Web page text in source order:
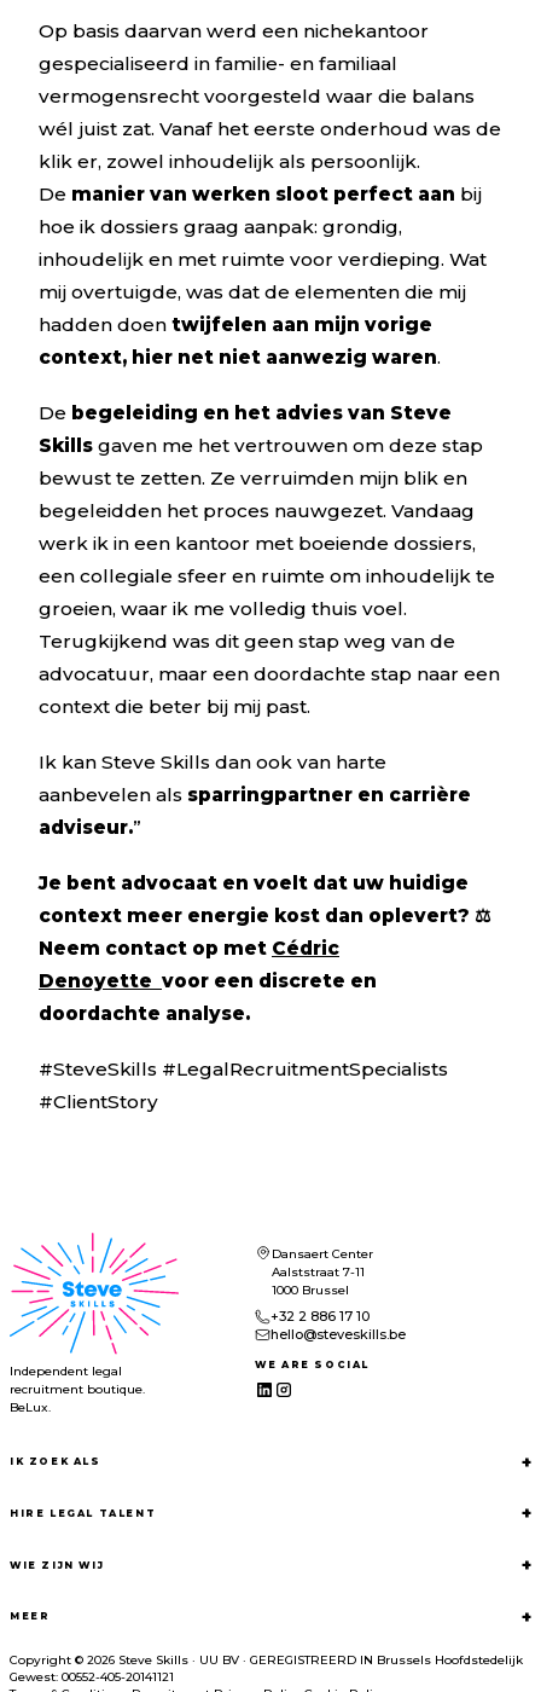
Op basis daarvan werd een nichekantoor
gespecialiseerd in familie- en familiaal
vermogensrecht voorgesteld waar die balans
wél juist zat. Vanaf het eerste onderhoud was de
klik er, zowel inhoudelijk als persoonlijk.
De manier van werken sloot perfect aan bij
hoe ik dossiers graag aanpak: grondig,
inhoudelijk en met ruimte voor verdieping. Wat
mij overtuigde, was dat de elementen die mij
hadden doen twijfelen aan mijn vorige
context, hier net niet aanwezig waren.
De begeleiding en het advies van Steve
Skills gaven me het vertrouwen om deze stap
bewust te zetten. Ze verruimden mijn blik en
begeleidden het proces nauwgezet. Vandaag
werk ik in een kantoor met boeiende dossiers,
een collegiale sfeer en ruimte om inhoudelijk te
groeien, waar ik me volledig thuis voel.
Terugkijkend was dit geen stap weg van de
advocatuur, maar een doordachte stap naar een
context die beter bij mij past.
Ik kan Steve Skills dan ook van harte
aanbevelen als sparringpartner en carrière
adviseur.”
Je bent advocaat en voelt dat uw huidige
context meer energie kost dan oplevert? ⚖️
Neem contact op met Cédric
Denoyette voor een discrete en
doordachte analyse.
#SteveSkills #LegalRecruitmentSpecialists
#ClientStory
Independent legal
recruitment boutique.
BeLux.
Dansaert Center
Aalststraat 7-11
1000 Brussel
+32 2 886 17 10
hello@steveskills.be
WE ARE SOCIAL
IK ZOEK ALS +
HIRE LEGAL TALENT +
WIE ZIJN WIJ +
MEER +
Copyright © 2026 Steve Skills · UU BV · GEREGISTREERD IN Brussels Hoofdstedelijk
Gewest: 00552-405-20141121